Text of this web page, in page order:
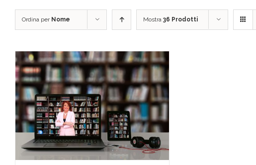
Ordina per Nome Mostra 36 Prodotti